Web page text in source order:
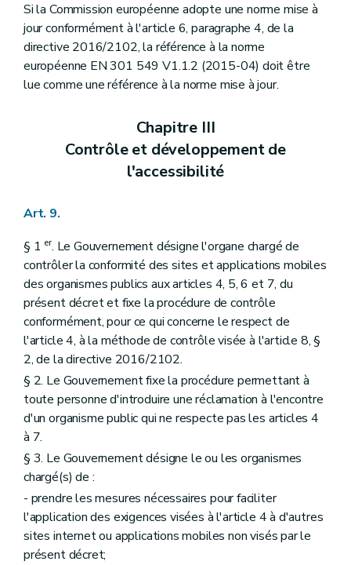
Si la Commission européenne adopte une norme mise à
jour conformément à l'article 6, paragraphe 4, de la
directive 2016/2102, la référence à la norme
européenne EN 301 549 V1.1.2 (2015-04) doit être
lue comme une référence à la norme mise à jour.
Chapitre III
Contrôle et développement de
l'accessibilité
Art. 9.
§ 1 er. Le Gouvernement désigne l'organe chargé de
contrôler la conformité des sites et applications mobiles
des organismes publics aux articles 4, 5, 6 et 7, du
présent décret et fixe la procédure de contrôle
conformément, pour ce qui concerne le respect de
l'article 4, à la méthode de contrôle visée à l'article 8, §
2, de la directive 2016/2102.
§ 2. Le Gouvernement fixe la procédure permettant à
toute personne d'introduire une réclamation à l'encontre
d'un organisme public qui ne respecte pas les articles 4
à 7.
§ 3. Le Gouvernement désigne le ou les organismes
chargé(s) de :
- prendre les mesures nécessaires pour faciliter
l'application des exigences visées à l'article 4 à d'autres
sites internet ou applications mobiles non visés par le
présent décret;